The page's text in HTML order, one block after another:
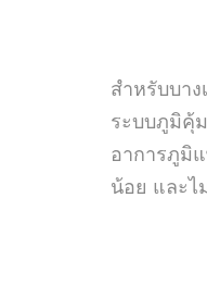
สำหรับบา
ระบบภูมิคุ้
อาการภูมิ
น้อย และไ